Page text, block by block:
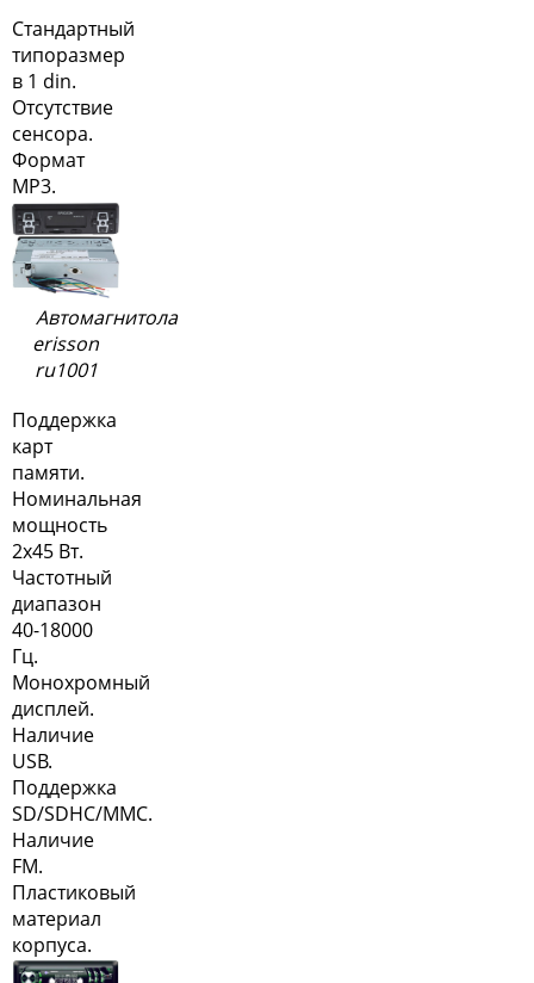
Стандартный
типоразмер
в 1 din.
Отсутствие
сенсора.
Формат
MP3.
Автомагнитола
erisson
ru1001
Поддержка
карт
памяти.
Номинальная
мощность
2х45 Вт.
Частотный
диапазон
40-18000
Гц.
Монохромный
дисплей.
Наличие
USB.
Поддержка
SD/SDHC/MMC.
Наличие
FM.
Пластиковый
материал
корпуса.